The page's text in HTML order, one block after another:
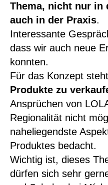
Thema, nicht nur in
auch in der Praxis.
Interessante
dass wir auch neue
konnten.
Für das Konzept
Produkte zu
Ansprüchen von
Regionalität nicht
naheliegendste
Produktes bedacht.
Wichtig ist, dieses
dürfen sich sehr